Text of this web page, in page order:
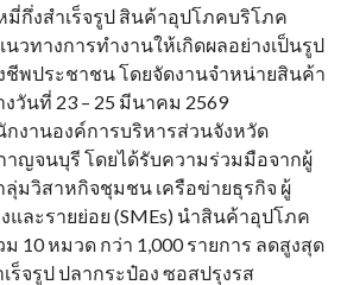
มี่กึ่งสำเร็จรูป สินค้าอุปโภคบริโภค
วทางการทำงานให้เกิดผลอย่างเป็นรูป
พประชาชน โดยจัดงานจำหน่ายสินค้า
วันที่ 23 – 25 มีนาคม 2569
งานองค์การบริหารส่วนจังหวัด
าญจนบุรี โดยได้รับความร่วมมือจากผู้
มวิสาหกิจชุมชน เครือข่ายธุรกิจ ผู้
และรายย่อย (SMEs) นำสินค้าอุปโภค
10 หมวด กว่า 1,000 รายการ ลดสูงสุด
ร็จรูป ปลากระป๋อง ซอสปรุงรส